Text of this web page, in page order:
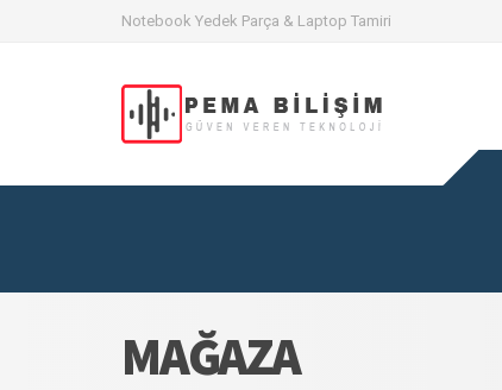
Notebook Yedek Parça & Laptop Tamiri
MAĞAZA